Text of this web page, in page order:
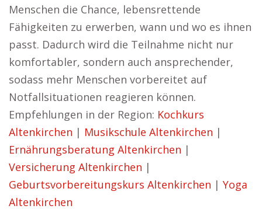
Menschen die Chance, lebensrettende
Fähigkeiten zu erwerben, wann und wo es ihnen
passt. Dadurch wird die Teilnahme nicht nur
komfortabler, sondern auch ansprechender,
sodass mehr Menschen vorbereitet auf
Notfallsituationen reagieren können.
Empfehlungen in der Region: Kochkurs
Altenkirchen | Musikschule Altenkirchen |
Ernährungsberatung Altenkirchen |
Versicherung Altenkirchen |
Geburtsvorbereitungskurs Altenkirchen | Yoga
Altenkirchen